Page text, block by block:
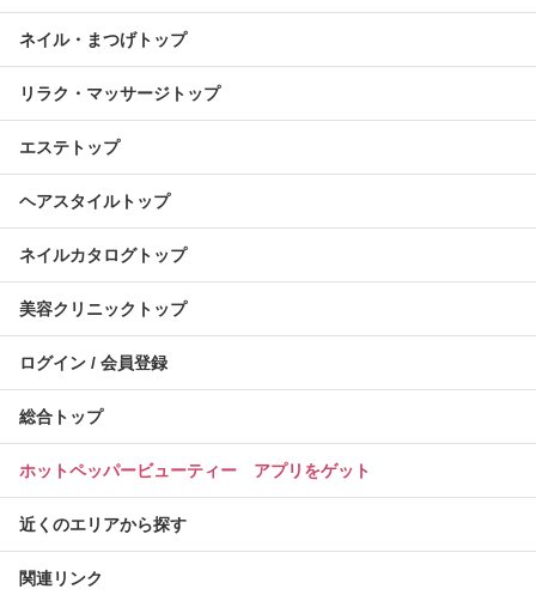
ネイル・まつげトップ
リラク・マッサージトップ
エステトップ
ヘアスタイルトップ
ネイルカタログトップ
美容クリニックトップ
ログイン / 会員登録
総合トップ
ホットペッパービューティー アプリをゲット
近くのエリアから探す
関連リンク